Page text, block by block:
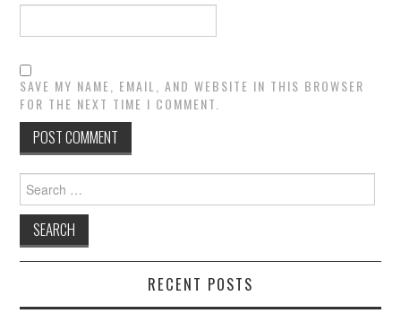
SAVE MY NAME, EMAIL, AND WEBSITE IN THIS BROWSER
FOR THE NEXT TIME I COMMENT.
Search
for:
RECENT POSTS